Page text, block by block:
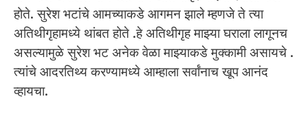
होते. सुरेश भटांचे आमच्याकडे आगमन झाले म्हणजे ते त्या
अतिथीगृहामध्ये थांबत होते .हे अतिथीगृह माझ्या घराला लागूनच
असल्यामुळे सुरेश भट अनेक वेळा माझ्याकडे मुक्कामी असायचे .
त्यांचे आदरतिथ्य करण्यामध्ये आम्हाला सर्वांनाच खूप आनंद
व्हायचा.